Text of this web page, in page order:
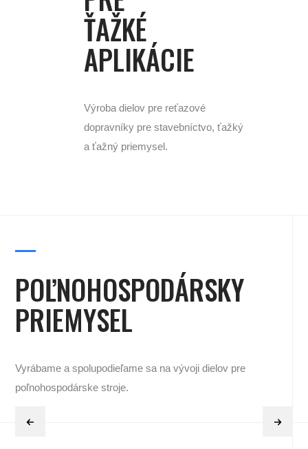
ŤAŽKÉ
APLIKÁCIE
Výroba dielov pre reťazové
dopravníky pre stavebníctvo, ťažký
a ťažný priemysel.
POĽNOHOSPODÁRSKY
PRIEMYSEL
Vyrábame a spolupodieľame sa na vývoji dielov pre
poľnohospodárske stroje.